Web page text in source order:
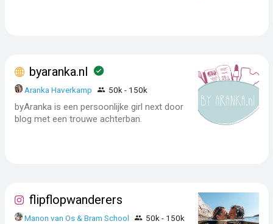
byaranka.nl
Aranka Haverkamp 50k - 150k
byAranka is een persoonlijke girl next door
blog met een trouwe achterban.
flipflopwanderers
Manon van Os & Bram School 50k - 150k